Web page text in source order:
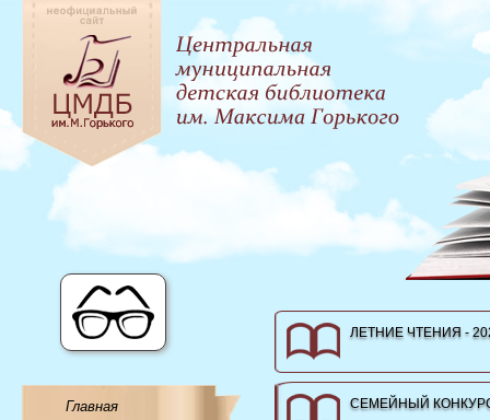
Главная
ЛЕТНИЕ ЧТЕНИЯ -
СЕМЕЙНЫЙ